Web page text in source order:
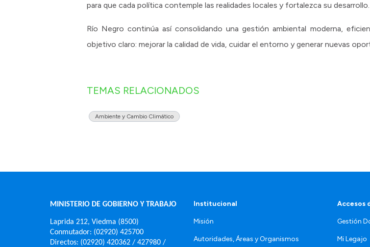
para que cada política contemple las realidades locales y fortalezca su desarrollo.
Río Negro continúa así consolidando una gestión ambiental moderna,
objetivo claro: mejorar la calidad de vida, cuidar el entorno y generar nuevas
TEMAS RELACIONADOS
Ambiente y Cambio Climático
MINISTERIO DE GOBIERNO Y TRABAJO
Laprida 212, Viedma (8500)
Conmutador: (02920) 425700
Directos: (02920) 420362 / 427980 /
Institucional
Misión
Autoridades, Áreas y Organismos
Accesos
Gestión
Mi Legajo